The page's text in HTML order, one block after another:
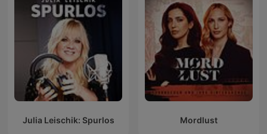
Julia Leischik: Spurlos Mordlust